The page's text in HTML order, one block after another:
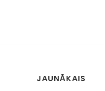
JAUNĀKAIS